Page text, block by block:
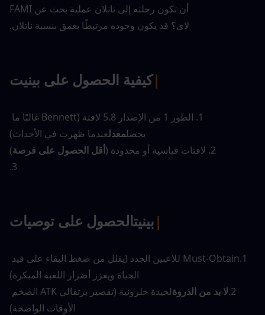
أن تكون رحلته إلى ناتلان عملية بحث عن FAMI
لاي؟ قد يكون وجوده مرتبطًا بعمق بنسبة ناتلان.
|كيفية الحصول على بينيت
يحصلمعدلعندما ظهرت في الأحداث)
2. لافتات قياسية أو محدودة (
أقل الحصول على فرصة)
3.
|بينيتالحصول على توصيات
الحياة ويعزز أضرار اللعبة المبكرة)
2. لا بد من الذروة
الأوقات الواضحة)